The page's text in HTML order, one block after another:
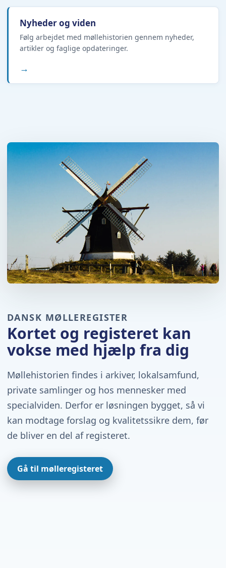
Nyheder og viden
Følg arbejdet med møllehistorien gennem nyheder,
artikler og faglige opdateringer.
→
DANSK MØLLEREGISTER
Kortet og registeret kan
vokse med hjælp fra dig
Møllehistorien findes i arkiver, lokalsamfund,
private samlinger og hos mennesker med
specialviden. Derfor er løsningen bygget, så vi
kan modtage forslag og kvalitetssikre dem, før
de bliver en del af registeret.
Gå til mølleregisteret